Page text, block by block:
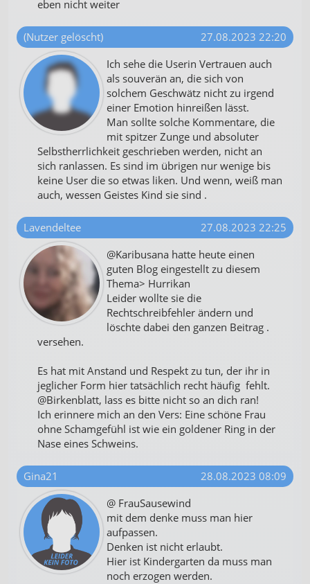
eben nicht weiter
(Nutzer gelöscht)
27.08.2023 22:20
Ich sehe die Userin Vertrauen auch
als souverän an, die sich von
solchem Geschwätz nicht zu irgend
einer Emotion hinreißen lässt.
Man sollte solche Kommentare, die
mit spitzer Zunge und absoluter
Selbstherrlichkeit geschrieben werden, nicht an
sich ranlassen. Es sind im übrigen nur wenige bis
keine User die so etwas liken. Und wenn, weiß man
auch, wessen Geistes Kind sie sind .
Lavendeltee
27.08.2023 22:25
@Karibusana hatte heute einen
guten Blog eingestellt zu diesem
Thema> Hurrikan
Leider wollte sie die
Rechtschreibfehler ändern und
löschte dabei den ganzen Beitrag .
versehen.
Es hat mit Anstand und Respekt zu tun, der ihr in
jeglicher Form hier tatsächlich recht häufig fehlt.
@Birkenblatt, lass es bitte nicht so an dich ran!
Ich erinnere mich an den Vers: Eine schöne Frau
ohne Schamgefühl ist wie ein goldener Ring in der
Nase eines Schweins.
Gina21
28.08.2023 08:09
@ FrauSausewind
mit dem denke muss man hier
aufpassen.
Denken ist nicht erlaubt.
Hier ist Kindergarten da muss man
noch erzogen werden.